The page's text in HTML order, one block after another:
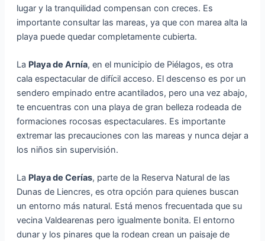
lugar y la tranquilidad compensan con creces. Es
importante consultar las mareas, ya que con marea alta la
playa puede quedar completamente cubierta.
La Playa de Arnía, en el municipio de Piélagos, es otra
cala espectacular de difícil acceso. El descenso es por un
sendero empinado entre acantilados, pero una vez abajo,
te encuentras con una playa de gran belleza rodeada de
formaciones rocosas espectaculares. Es importante
extremar las precauciones con las mareas y nunca dejar a
los niños sin supervisión.
La Playa de Cerías, parte de la Reserva Natural de las
Dunas de Liencres, es otra opción para quienes buscan
un entorno más natural. Está menos frecuentada que su
vecina Valdearenas pero igualmente bonita. El entorno
dunar y los pinares que la rodean crean un paisaje de